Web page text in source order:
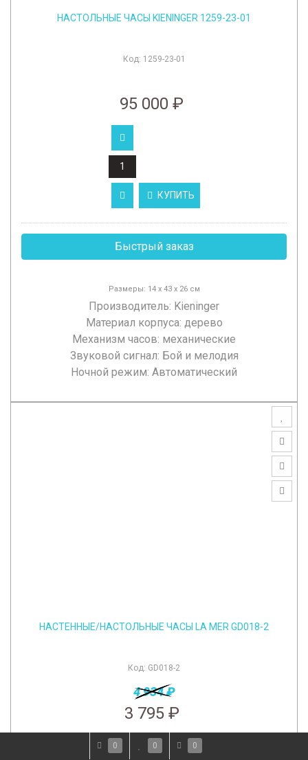
НАСТОЛЬНЫЕ ЧАСЫ KIENINGER 1259-23-01
Код: 1259-23-01
95 000 ₽
КУПИТЬ
Быстрый заказ
Размеры: 14 х 43 х 26 см
Производитель: Kieninger
Материал корпуса: дерево
Механизм часов: механические
Звуковой сигнал: Бой и мелодия
Ночной режим: Автоматический
НАСТЕННЫЕ/НАСТОЛЬНЫЕ ЧАСЫ LA MER GD018-2
Код: GD018-2
4 934 ₽
3 795 ₽
0 0 0